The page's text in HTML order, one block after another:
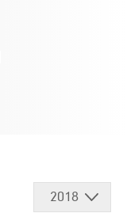
2018